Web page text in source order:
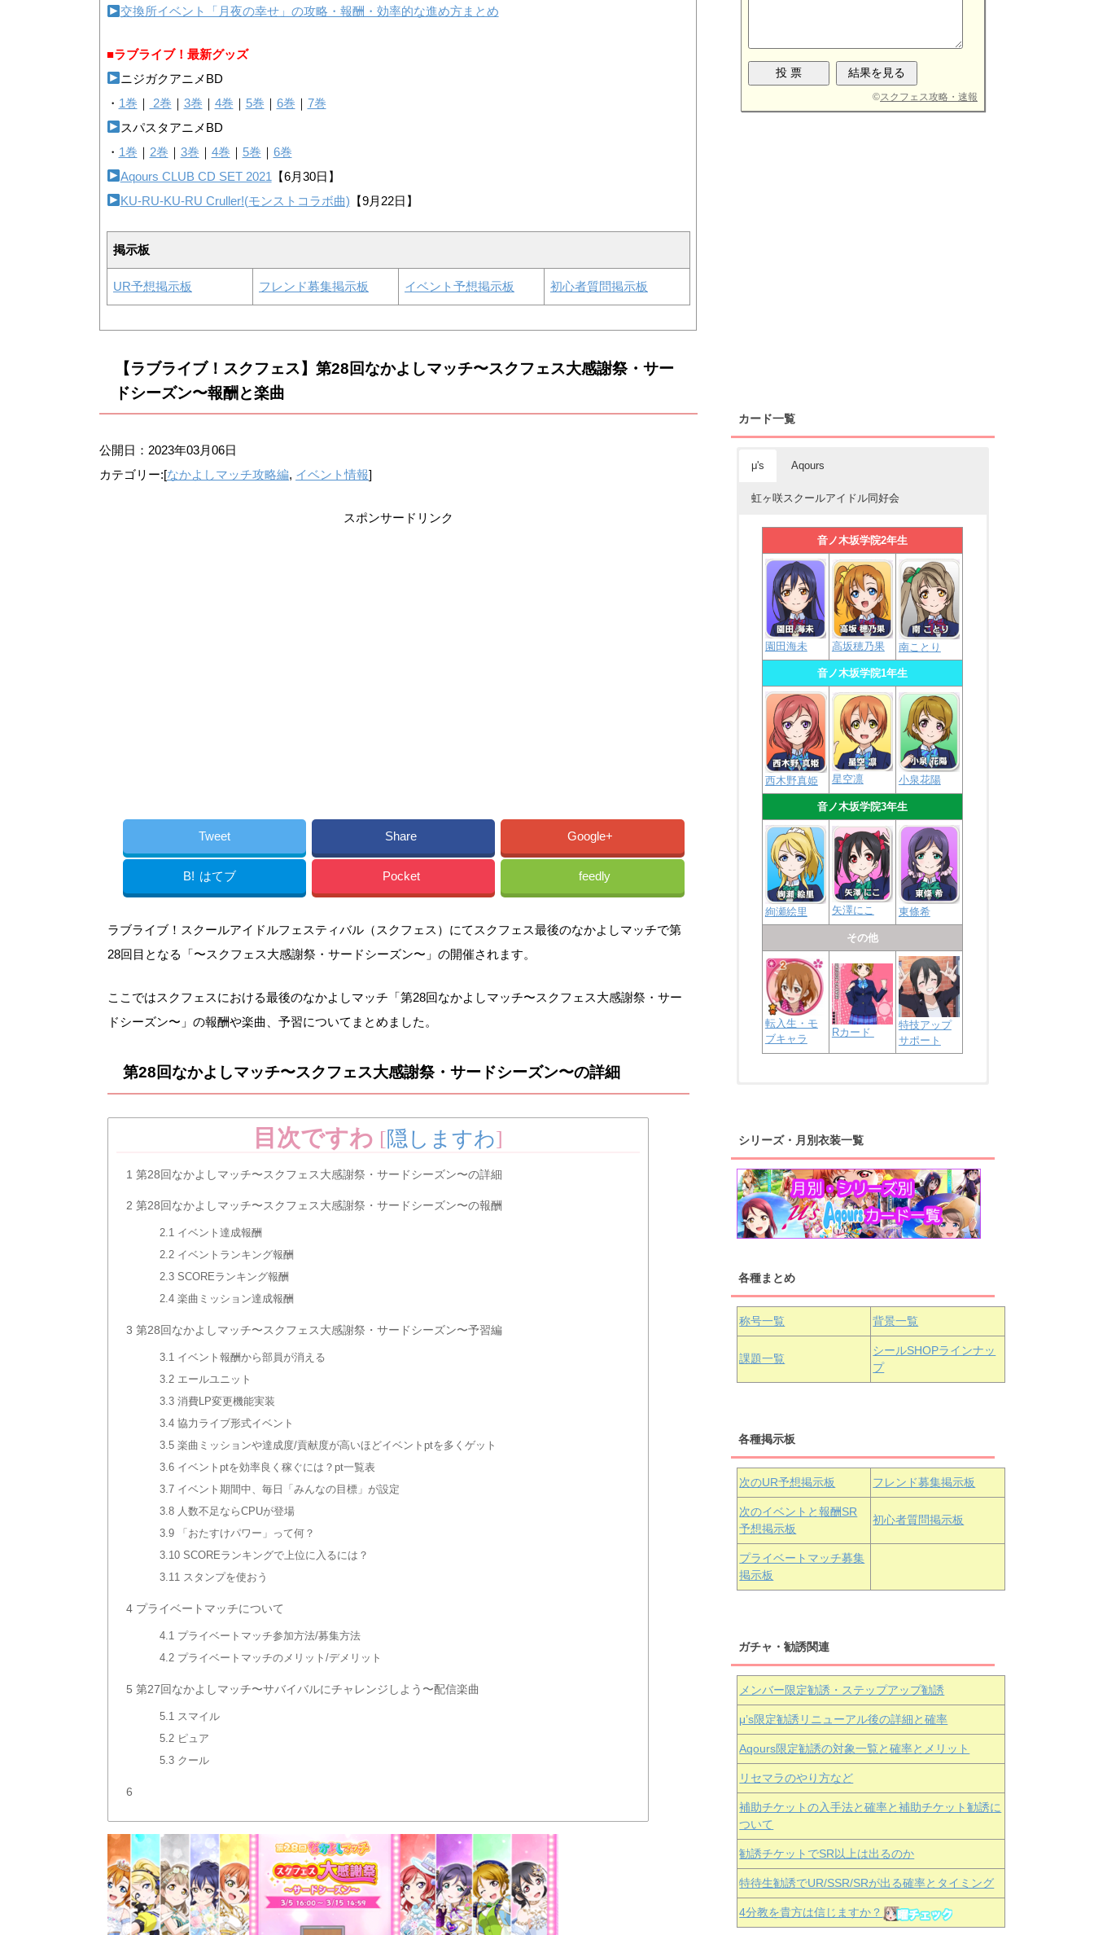
交換所イベント「月夜の幸せ」の攻略・報酬・効率的な進め方まとめ
■ラブライブ！最新グッズ
ニジガクアニメBD
・ 1巻 ｜ 2巻 ｜ 3巻 ｜ 4巻 ｜ 5巻 ｜ 6巻 ｜ 7巻
スパスタアニメBD
・ 1巻 ｜ 2巻 ｜ 3巻 ｜ 4巻 ｜ 5巻 ｜ 6巻
Aqours CLUB CD SET 2021 【6月30日】
KU-RU-KU-RU Cruller!(モンストコラボ曲) 【9月22日】
掲示板
UR予想掲示板 フレンド募集掲示板 イベント予想掲示板 初心者質問掲示板
【ラブライブ！スクフェス】第28回なかよしマッチ〜スクフェス大感謝祭・サー
ドシーズン〜報酬と楽曲
公開日： 2023年03月06日
カテゴリー:[なかよしマッチ攻略編, イベント情報]
スポンサードリンク
Tweet Share Google+
B! はてブ Pocket feedly
ラブライブ！スクールアイドルフェスティバル（スクフェス）にてスクフェス最後のなかよしマッチで第
28回目となる「〜スクフェス大感謝祭・サードシーズン〜」の開催されます。
ここではスクフェスにおける最後のなかよしマッチ「第28回なかよしマッチ〜スクフェス大感謝祭・サー
ドシーズン〜」の報酬や楽曲、予習についてまとめました。
第28回なかよしマッチ〜スクフェス大感謝祭・サードシーズン〜の詳細
目次ですわ [隠しますわ]
1 第28回なかよしマッチ〜スクフェス大感謝祭・サードシーズン〜の詳細
2 第28回なかよしマッチ〜スクフェス大感謝祭・サードシーズン〜の報酬
2.1 イベント達成報酬
2.2 イベントランキング報酬
2.3 SCOREランキング報酬
2.4 楽曲ミッション達成報酬
3 第28回なかよしマッチ〜スクフェス大感謝祭・サードシーズン〜予習編
3.1 イベント報酬から部員が消える
3.2 エールユニット
3.3 消費LP変更機能実装
3.4 協力ライブ形式イベント
3.5 楽曲ミッションや達成度/貢献度が高いほどイベントptを多くゲット
3.6 イベントptを効率良く稼ぐには？pt一覧表
3.7 イベント期間中、毎日「みんなの目標」が設定
3.8 人数不足ならCPUが登場
3.9 「おたすけパワー」って何？
3.10 SCOREランキングで上位に入るには？
3.11 スタンプを使おう
4 プライベートマッチについて
4.1 プライベートマッチ参加方法/募集方法
4.2 プライベートマッチのメリット/デメリット
5 第27回なかよしマッチ〜サバイバルにチャレンジしよう〜配信楽曲
5.1 スマイル
5.2 ピュア
5.3 クール
6
©スクフェス攻略・速報
カード一覧
μ's Aqours
虹ヶ咲スクールアイドル同好会
音ノ木坂学院2年生
園田海未 高坂穂乃果 南ことり
音ノ木坂学院1年生
西木野真姫 星空凛 小泉花陽
音ノ木坂学院3年生
絢瀬絵里 矢澤にこ 東條希
その他
転入生・モ
ブキャラ
Rカード
特技アップ
サポート
桜内梨子 高海千歌 渡辺曜
浦の星女学院1年生
津島善子 黒澤ルビィ 国木田花丸
浦の星女学院3年生
黒澤ダイヤ
上原歩夢 宮下愛 優木せつ菜
虹ヶ咲学園1年生
中須かすみ 天王寺璃奈 桜坂しずく
近江彼方
エマ・ヴェ
シリーズ・月別衣装一覧
各種まとめ
称号一覧 背景一覧
課題一覧
シールSHOPラインナッ
プ
各種掲示板
次のUR予想掲示板 フレンド募集掲示板
次のイベントと報酬SR
予想掲示板
初心者質問掲示板
プライベートマッチ募集
掲示板
ガチャ・勧誘関連
メンバー限定勧誘・ステップアップ勧誘
μ’s限定勧誘リニューアル後の詳細と確率
Aqours限定勧誘の対象一覧と確率とメリット
リセマラのやり方など
補助チケットの入手法と確率と補助チケット勧誘に
ついて
勧誘チケットでSR以上は出るのか
特待生勧誘でUR/SSR/SRが出る確率とタイミング
4分教を貴方は信じますか？